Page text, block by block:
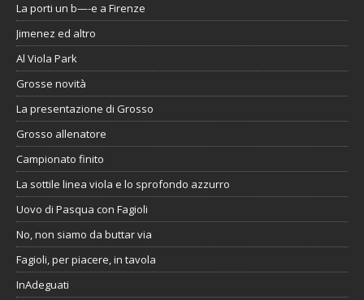
La porti un b—-e a Firenze
Jimenez ed altro
Al Viola Park
Grosse novità
La presentazione di Grosso
Grosso allenatore
Campionato finito
La sottile linea viola e lo sprofondo azzurro
Uovo di Pasqua con Fagioli
No, non siamo da buttar via
Fagioli, per piacere, in tavola
InAdeguati